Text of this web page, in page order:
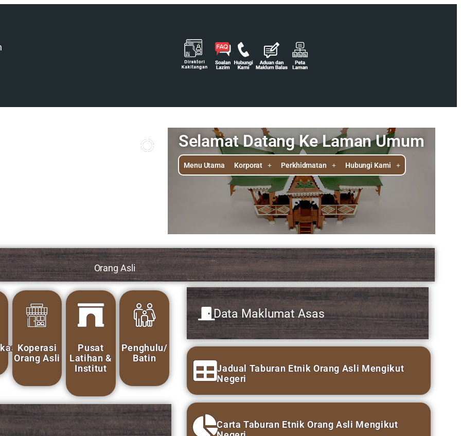
Selamat Datang Ke Laman Umum
Menu Utama Korporat Perkhidmatan Hubungi Kami
Orang Asli
Pusat
Latihan &
Institut
Penghulu/
Batin
Kepimpinan
Jadual Taburan Etnik Orang Asli Mengikut
Negeri
Carta Taburan Etnik Orang Asli Mengikut
Taburan Etnik Orang Asli Mengikut Etnik/Sub
Etnik Mengikut Negeri
Bilangan KIR, AIR dan Penduduk Mengikut
Negeri